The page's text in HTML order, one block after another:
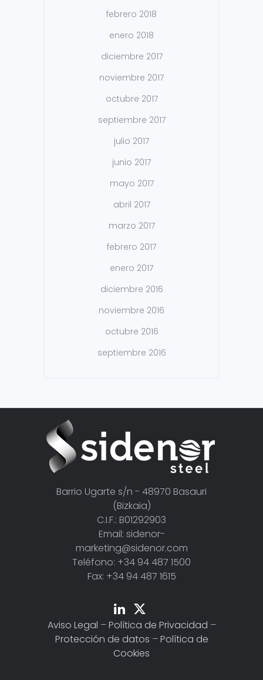
febrero 2018
enero 2018
diciembre 2017
noviembre 2017
octubre 2017
septiembre 2017
julio 2017
junio 2017
mayo 2017
abril 2017
marzo 2017
febrero 2017
enero 2017
diciembre 2016
noviembre 2016
octubre 2016
septiembre 2016
Barrio Ugarte s/n - 48970 Basauri
(Bizkaia)
C.I.F.: B01292903
Email: sidenor-
marketing@sidenor.com
Teléfono: +34 94 487 1500
Fax: +34 94 487 1615
Aviso Legal –Política de Privacidad –
Protección de datos –Política de
Cookies